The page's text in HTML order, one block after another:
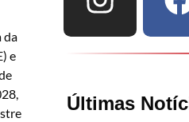
da
e
Últimas